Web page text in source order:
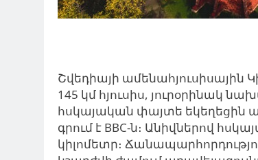
Շվեդիայի ամենահյուսիսային
145 կմ հյուսիս, յուրօրինակ
հսկայական փայտե եկեղեցին
գրում է BBC-ն։ Անիվներով
կիլոմետր։